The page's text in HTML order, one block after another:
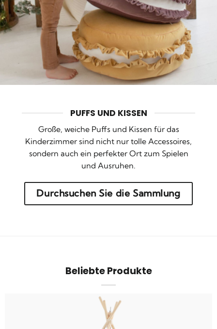
PUFFS UND KISSEN
Große, weiche Puffs und Kissen für das
Kinderzimmer sind nicht nur tolle Accessoires,
sondern auch ein perfekter Ort zum Spielen
und Ausruhen.
Durchsuchen Sie die Sammlung
Beliebte Produkte